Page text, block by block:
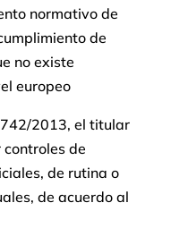
normativo de
de
no existe
europeo
2013, el titular
de
de rutina o
de acuerdo al